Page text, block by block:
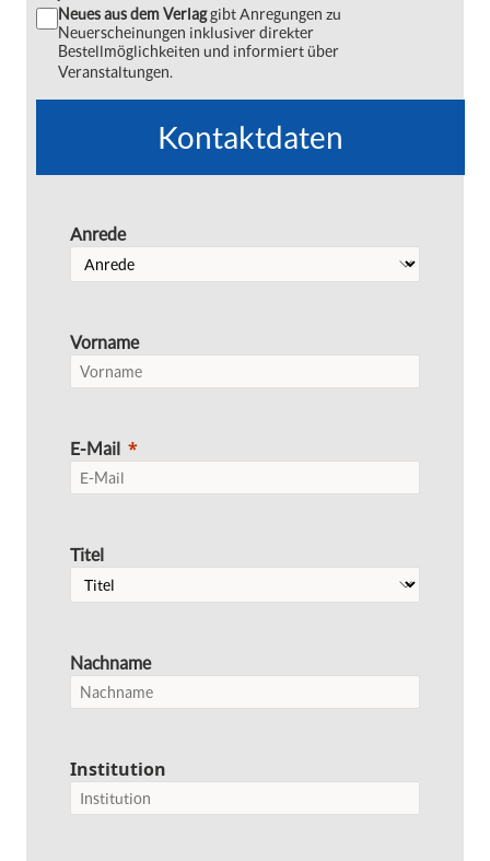
Neues aus dem Verlaggibt Anregungen zu
Neuerscheinungen inklusiver direkter
Bestellmöglichkeiten und informiert über
Veranstaltungen.
Kontaktdaten
Anrede
Vorname
E-Mail
Titel
Nachname
Institution